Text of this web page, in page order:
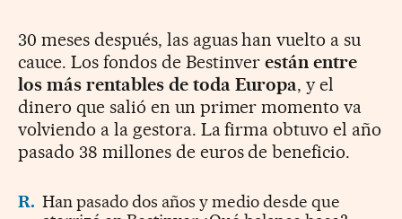
30 meses después, las aguas han vuelto a su
cauce. Los fondos de Bestinverestán entre
los más rentables de toda Europa, y el
dinero que salió en un primer momento va
volviendo a la gestora. La firma obtuvo el año
pasado 38 millones de euros de beneficio.
R. Han pasado dos años y medio desde que